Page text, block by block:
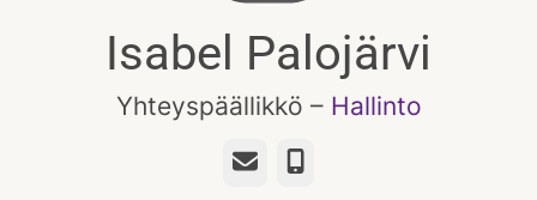
Isabel Palojärvi
Yhteyspäällikkö – Hallinto
Sähköposti
Puhelin